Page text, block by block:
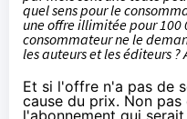
quel sens pour le
une offre illimitée pour 100
consommateur ne le
les auteurs et les éditeurs ?
Et si l'offre n'a pas de
cause du prix. Non